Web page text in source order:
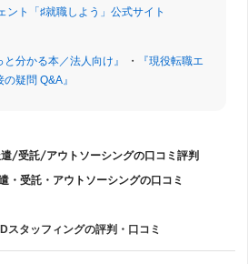
ント「♯就職しよう」公式サイト
と分かる本／法人向け』 ・
『現役転職エ
疑問 Q&A』
/受託/アウトソーシングの口コミ評判
・受託・アウトソーシングの口コミ
スタッフィングの評判・口コミ